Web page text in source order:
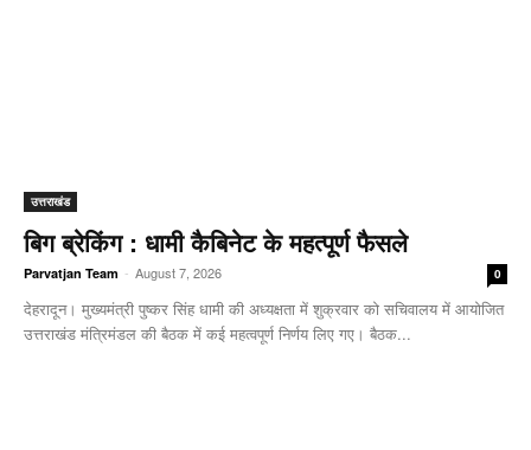
उत्तराखंड
बिग ब्रेकिंग : धामी कैबिनेट के महत्पूर्ण फैसले
Parvatjan Team - August 7, 2026 0
देहरादून। मुख्यमंत्री पुष्कर सिंह धामी की अध्यक्षता में शुक्रवार को सचिवालय में आयोजित
उत्तराखंड मंत्रिमंडल की बैठक में कई महत्वपूर्ण निर्णय लिए गए। बैठक...